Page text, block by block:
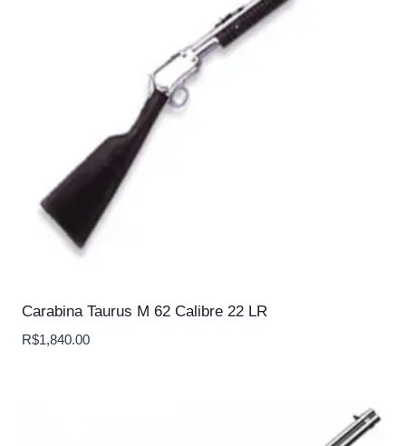
Carabina Taurus M 62 Calibre 22 LR
R$1,840.00